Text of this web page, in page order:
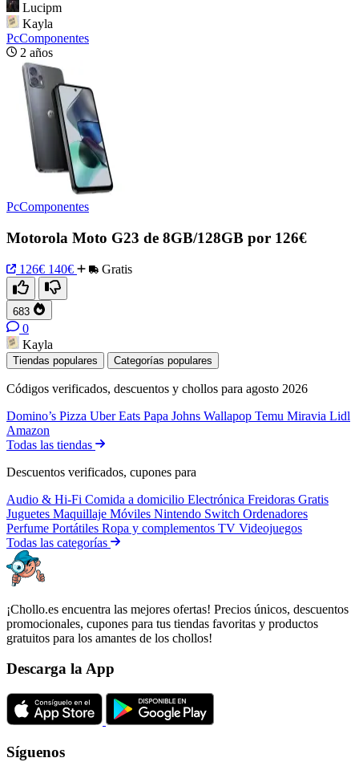
Lucipm
Kayla
PcComponentes
2 años
PcComponentes
Motorola Moto G23 de 8GB/128GB por 126€
126€ 140€ Gratis
683
0
Kayla
Tiendas populares Categorías populares
Códigos verificados, descuentos y chollos para agosto 2026
Domino’s Pizza Uber Eats Papa Johns Wallapop Temu Miravia Lidl
Amazon
Todas las tiendas
Descuentos verificados, cupones para
Audio & Hi-Fi Comida a domicilio Electrónica Freidoras Gratis
Juguetes Maquillaje Móviles Nintendo Switch Ordenadores
Perfume Portátiles Ropa y complementos TV Videojuegos
Todas las categorías
¡Chollo.es encuentra las mejores ofertas! Precios únicos, descuentos
promocionales, cupones para tus tiendas favoritas y productos
gratuitos para los amantes de los chollos!
Descarga la App
Síguenos